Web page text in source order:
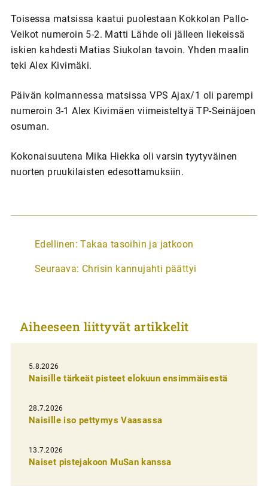
Toisessa matsissa kaatui puolestaan Kokkolan Pallo-
Veikot numeroin 5-2. Matti Lähde oli jälleen liekeissä
iskien kahdesti Matias Siukolan tavoin. Yhden maalin
teki Alex Kivimäki.
Päivän kolmannessa matsissa VPS Ajax/1 oli parempi
numeroin 3-1 Alex Kivimäen viimeisteltyä TP-Seinäjoen
osuman.
Kokonaisuutena Mika Hiekka oli varsin tyytyväinen
nuorten pruukilaisten edesottamuksiin.
A
t
k
e
l
i
e
n
e
Edellinen: Takaa tasoihin ja jatkoon
Seuraava: Chrisin kannujahti päättyi
Aiheeseen liittyvät artikkelit
5.8.2026
Naisille tärkeät pisteet elokuun ensimmäisestä
28.7.2026
Naisille iso pettymys Vaasassa
13.7.2026
Naiset pistejakoon MuSan kanssa